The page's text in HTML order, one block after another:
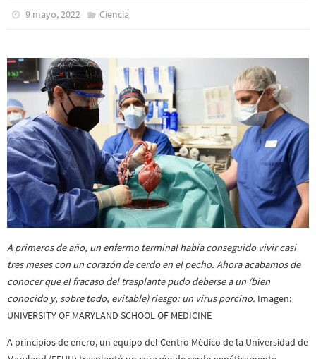
9 mayo, 2022 Ciencia
A primeros de año, un enfermo terminal había conseguido vivir casi
tres meses con un corazón de cerdo en el pecho. Ahora acabamos de
conocer que el fracaso del trasplante pudo deberse a un (bien
conocido y, sobre todo, evitable) riesgo: un virus porcino. Imagen:
UNIVERSITY OF MARYLAND SCHOOL OF MEDICINE
A principios de enero, un equipo del Centro Médico de la Universidad de